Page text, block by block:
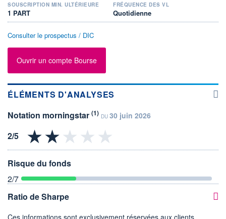
SOUSCRIPTION MIN. ULTÉRIEURE
1 PART
FRÉQUENCE DES VL
Quotidienne
Consulter le prospectus / DIC
Ouvrir un compte Bourse
ÉLÉMENTS D'ANALYSES
Notation morningstar (1) DU 30 juin 2026
Risque du fonds
2/7
Ratio de Sharpe